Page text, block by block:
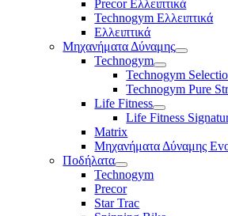
Precor Ελλειπτικά
Technogym Ελλειπτικά
Ελλειπτικά
Μηχανήματα Δύναμης
Technogym
Technogym
Technogym Pure
Life Fitness
Life Fitness
Matrix
Μηχανήματα Δύναμης
Ποδήλατα
Technogym
Precor
Star Trac